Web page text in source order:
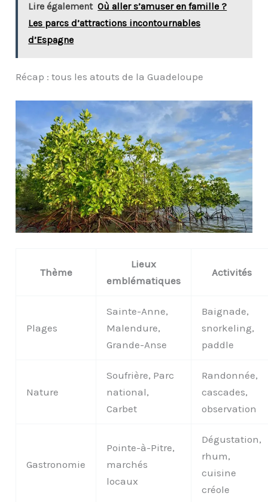
Lire également Où aller s’amuser en famille ?
Les parcs d’attractions incontournables
d’Espagne
Récap : tous les atouts de la Guadeloupe
Thème
Lieux
emblématiques
Activités
Plages
Sainte-Anne,
Malendure,
Grande-Anse
Baignade,
snorkeling,
paddle
Nature
Soufrière, Parc
national,
Carbet
Randonnée,
cascades,
observation
Gastronomie
Pointe-à-Pitre,
marchés
locaux
Dégustation,
rhum,
cuisine
créole